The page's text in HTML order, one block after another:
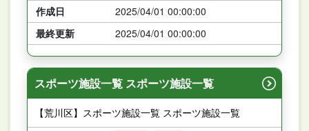
作成日
2025/04/01 00:00:00
最終更新
2025/04/01 00:00:00
スポーツ施設一覧 スポーツ施設一覧
【荒川区】スポーツ施設一覧 スポーツ施設一覧